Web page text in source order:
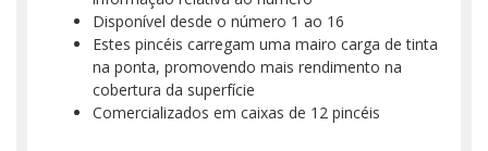
Disponível desde o número 1 ao 16
Estes pincéis carregam uma mairo carga de tinta
na ponta, promovendo mais rendimento na
cobertura da superfície
Comercializados em caixas de 12 pincéis